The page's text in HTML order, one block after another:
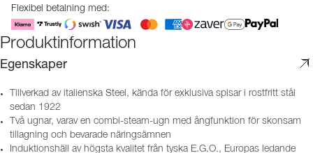
Flexibel betalning med:
Produktinformation
Egenskaper
Tillverkad av italienska Steel, kända för exklusiva spisar i rostfritt stål
sedan 1922
Två ugnar, varav en combi-steam-ugn med ångfunktion för skonsam
tillagning och bevarade näringsämnen
Induktionshäll av högsta kvalitet från tyska E.G.O., Europas ledande